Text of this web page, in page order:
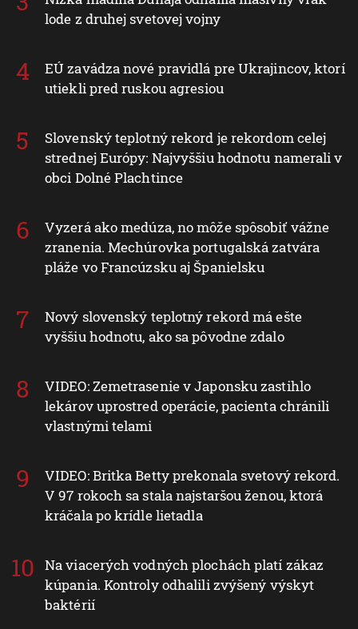
lode z druhej svetovej vojny
EÚ zavádza nové pravidlá pre Ukrajincov, ktorí
utiekli pred ruskou agresiou
Slovenský teplotný rekord je rekordom celej
strednej Európy: Najvyššiu hodnotu namerali v
obci Dolné Plachtince
Vyzerá ako medúza, no môže spôsobiť vážne
zranenia. Mechúrovka portugalská zatvára
pláže vo Francúzsku aj Španielsku
Nový slovenský teplotný rekord má ešte
vyššiu hodnotu, ako sa pôvodne zdalo
VIDEO: Zemetrasenie v Japonsku zastihlo
lekárov uprostred operácie, pacienta chránili
vlastnými telami
VIDEO: Britka Betty prekonala svetový rekord.
V 97 rokoch sa stala najstaršou ženou, ktorá
kráčala po krídle lietadla
Na viacerých vodných plochách platí zákaz
kúpania. Kontroly odhalili zvýšený výskyt
baktérií